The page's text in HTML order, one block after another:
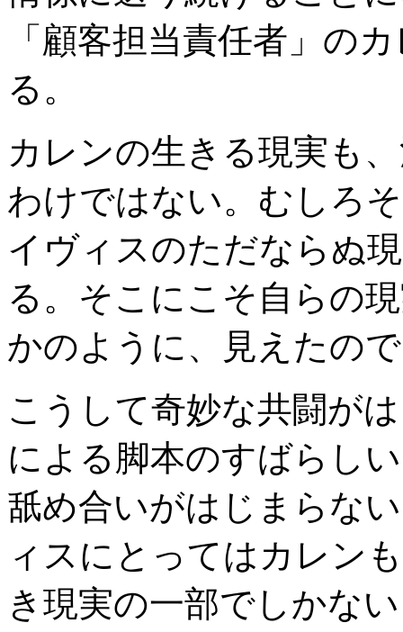
「顧客担当責任者」の
る。
カレンの生きる現実も
わけではない。むしろ
イヴィスのただならぬ
る。そこにこそ自らの
かのように、見えたの
こうして奇妙な共闘が
による脚本のすばらし
舐め合いがはじまらな
ィスにとってはカレン
き現実の一部でしかな